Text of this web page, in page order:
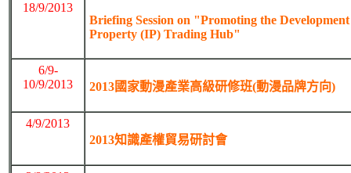
18/9/2013
Briefing Session on "Promoting the
Property (IP) Trading Hub"
6/9-
10/9/2013
2013國家動漫產業高級研修班(動漫品牌方向)
4/9/2013
2013知識產權貿易研討會